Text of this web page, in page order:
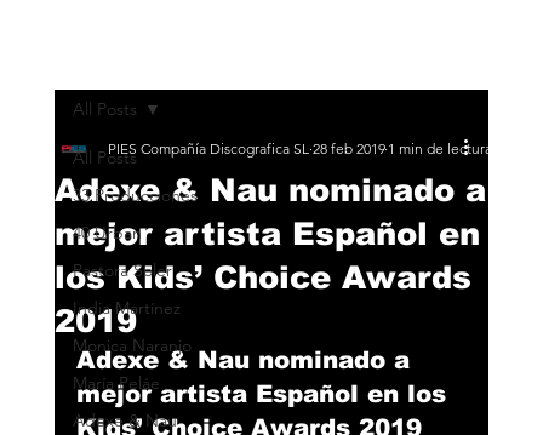
All Posts
33 Producciones
40 Urban
Pastora Soler
India Martínez
Monica Naranjo
María Peláe
Adexe & Nau
All Posts
Adexe & Nau nominado a
mejor artista Español en
los Kids’ Choice Awards
2019
PIES Compañía Discografica SL 28 feb 2019 1 min de lectura
Adexe & Nau nominado a
mejor artista Español en los
Kids’ Choice Awards 2019